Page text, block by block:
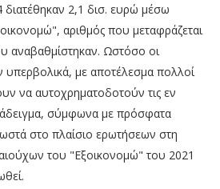
2,1 δισ. ευρώ µέσω
αριθµός που µεταφράζεται
αναβαθµίστηκαν. Ωστόσο οι
µε αποτέλεσµα πολλοί
να αυτοχρηµατοδοτούν τις εν
σύµφωνα µε πρόσφατα
στο πλαίσιο ερωτήσεων στη
του "Εξοικονοµώ" του 2021